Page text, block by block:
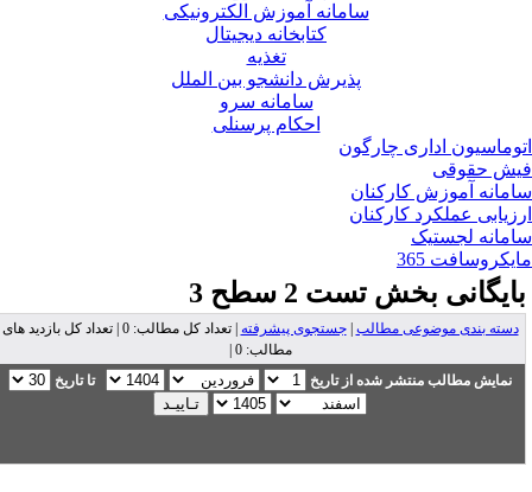
سامانه آموزش الکترونیکی
کتابخانه دیجیتال
تغذیه
پذیرش دانشجو بین الملل
سامانه سرو
احکام پرسنلی
اداری چارگون
حقوقی
آموزش کارکنان
عملکرد کارکنان
لجستیک
365
بخشتست 2 سطح 3
دسته بندی موضوعی مطالب|جستجوی پیشرفته
| تعداد کل مطالب: 0 | تعداد کل بازدید های
مطالب: 0 |
نمایش مطالب منتشر شده از تاریخ
تا تاریخ